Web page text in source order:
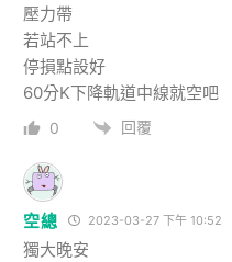
壓力帶
若站不上
停損點設好
60分K下降軌道中線就空吧
0 回覆
空總 2023-03-27 下午 10:52
獨大晚安